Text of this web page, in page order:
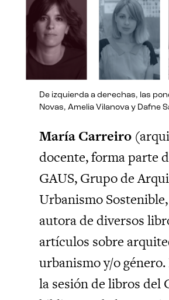
De izquierda a derechas, las
Novas, Amelia Vilanova y Dafne
María Carreiro
docente, forma parte
GAUS, Grupo de
Urbanismo
autora de diversos
artículos sobre
urbanismo y/o
la sesión de libros del